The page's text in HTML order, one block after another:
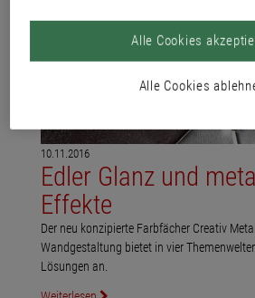
10.11.2016
Edler Glanz und
Effekte
Der neu konzipierte Farbfächer Creativ
Wandgestaltung bietet in vier
Lösungen an.
Alle Cookies
Alle Cookies